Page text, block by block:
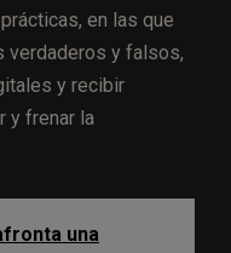
en las que
verdaderos y falsos,
y recibir
y frenar la
una